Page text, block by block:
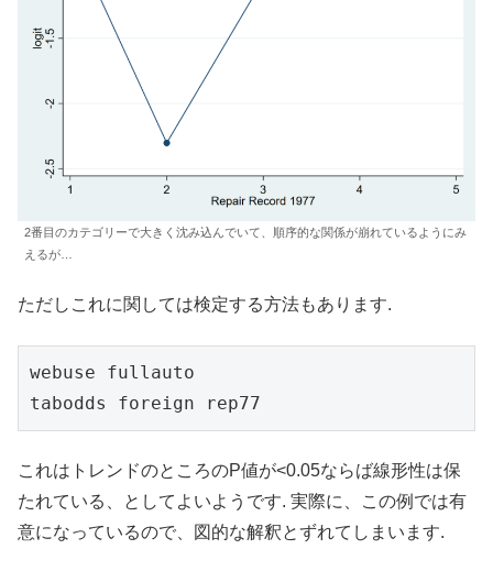
2番目のカテゴリーで大きく沈み込んでいて、順序的な関係が崩れているようにみ
えるが…
ただしこれに関しては検定する方法もあります.
webuse fullauto
tabodds foreign rep77
これはトレンドのところのP値が<0.05ならば線形性は保
たれている、としてよいようです. 実際に、この例では有
意になっているので、図的な解釈とずれてしまいます.